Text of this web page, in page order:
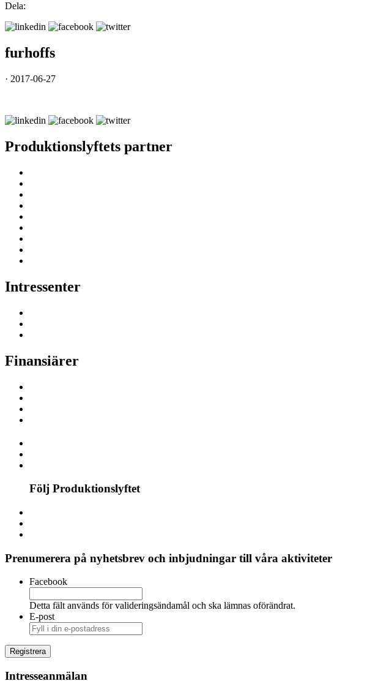
Dela:
furhoffs
· 2017-06-27
Produktionslyftets partner
Intressenter
Finansiärer
Följ Produktionslyftet
Prenumerera på nyhetsbrev och inbjudningar till våra aktiviteter
Facebook
Detta fält används för valideringsändamål och ska lämnas oförändrat.
E-post
Intresseanmälan